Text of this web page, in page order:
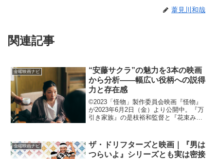
葦見川和哉
関連記事
金曜映画ナビ
“安藤サクラ”の魅力を3本の映画
から分析——幅広い役柄への説得
力と存在感
©2023「怪物」製作委員会映画『怪物』
が2023年6月2日（金）より公開中。『万
引き家族』の是枝裕和監督と『花束みた
カンヌ国際映画祭で脚本賞とクィア・パ
ルム賞の二冠...
金曜映画ナビ
ザ・ドリフターズと映画｜『男は
つらいよ』シリーズとも実は密接